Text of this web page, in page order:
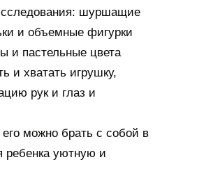
шуршащие
и объемные фигурки
и пастельные цвета
и хватать игрушку,
рук и глаз и
можно брать с собой в
ребенка уютную и